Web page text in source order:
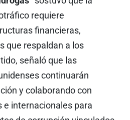
requiere
financieras,
que respaldan a los
señaló que las
continuarán
y colaborando con
e internacionales para